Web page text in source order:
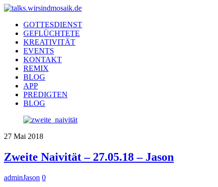
GOTTESDIENST
GEFLÜCHTETE
KREATIVITÄT
EVENTS
KONTAKT
REMIX
BLOG
APP
PREDIGTEN
BLOG
27 Mai 2018
Zweite Naivität – 27.05.18 – Jason
adminJason 0